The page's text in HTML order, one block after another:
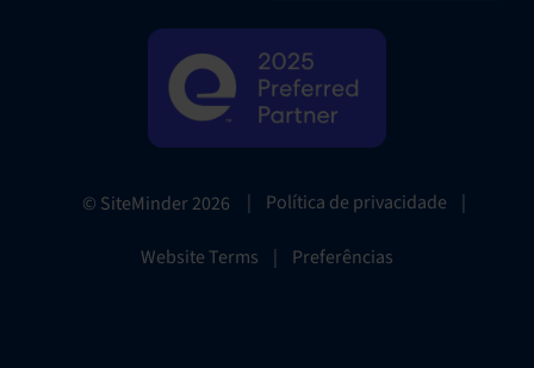
© SiteMinder2026 | Política de privacidade |
Website Terms | Preferências